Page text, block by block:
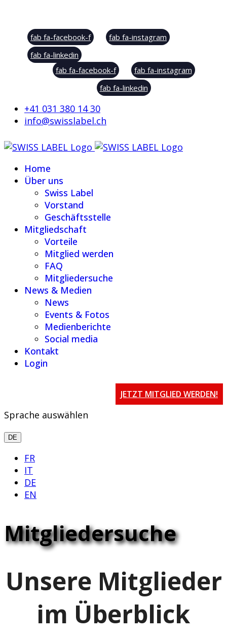
fab fa-facebook-f
fab fa-instagram
fab fa-linkedin
fab fa-facebook-f
fab fa-instagram
fab fa-linkedin
+41 031 380 14 30
info@swisslabel.ch
Home
Über uns
Swiss Label
Vorstand
Geschäftsstelle
Mitgliedschaft
Vorteile
Mitglied werden
FAQ
Mitgliedersuche
News & Medien
News
Events & Fotos
Medienberichte
Social media
Kontakt
Login
JETZT MITGLIED WERDEN!
Sprache auswählen
DE
FR
IT
DE
EN
Mitgliedersuche
Unsere Mitglieder
im Überblick